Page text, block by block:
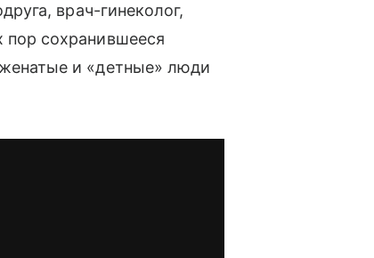
врач-гинеколог,
сохранившееся
и «детные» люди